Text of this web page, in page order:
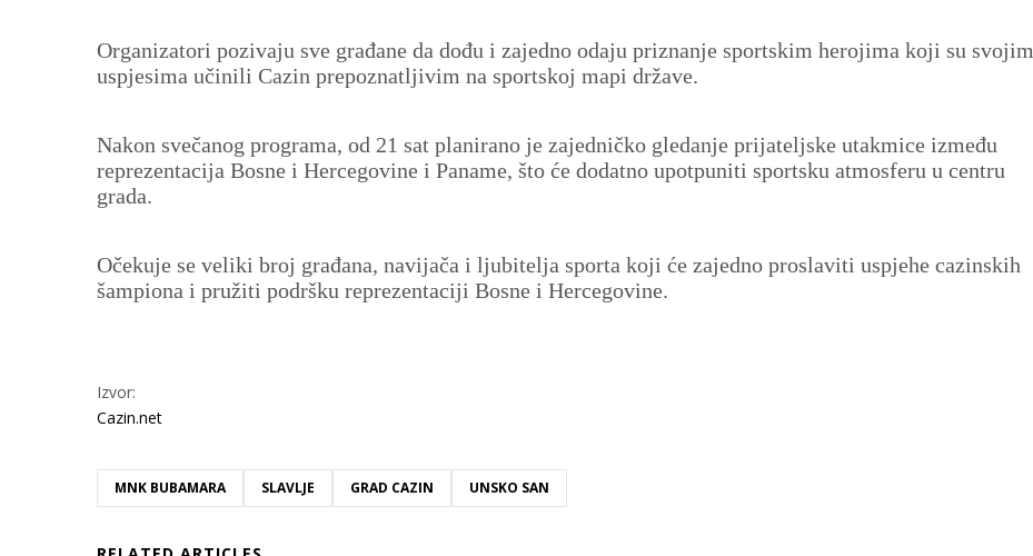
Organizatori pozivaju sve građane da dođu i zajedno odaju priznanje sportskim herojima koji su svojim
uspjesima učinili Cazin prepoznatljivim na sportskoj mapi države.
Nakon svečanog programa, od 21 sat planirano je zajedničko gledanje prijateljske utakmice između
reprezentacija Bosne i Hercegovine i Paname, što će dodatno upotpuniti sportsku atmosferu u centru
grada.
Očekuje se veliki broj građana, navijača i ljubitelja sporta koji će zajedno proslaviti uspjehe cazinskih
šampiona i pružiti podršku reprezentaciji Bosne i Hercegovine.
Izvor:
Cazin.net
MNK BUBAMARA SLAVLJE GRAD CAZIN UNSKO SAN